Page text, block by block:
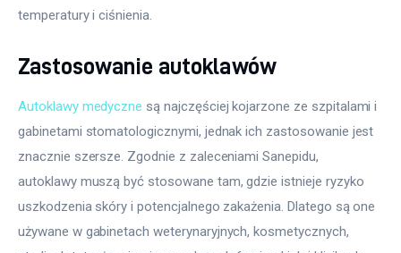
temperatury i ciśnienia.
Zastosowanie autoklawów
Autoklawy medyczne są najczęściej kojarzone ze szpitalami i
gabinetami stomatologicznymi, jednak ich zastosowanie jest
znacznie szersze. Zgodnie z zaleceniami Sanepidu,
autoklawy muszą być stosowane tam, gdzie istnieje ryzyko
uszkodzenia skóry i potencjalnego zakażenia. Dlatego są one
używane w gabinetach weterynaryjnych, kosmetycznych,